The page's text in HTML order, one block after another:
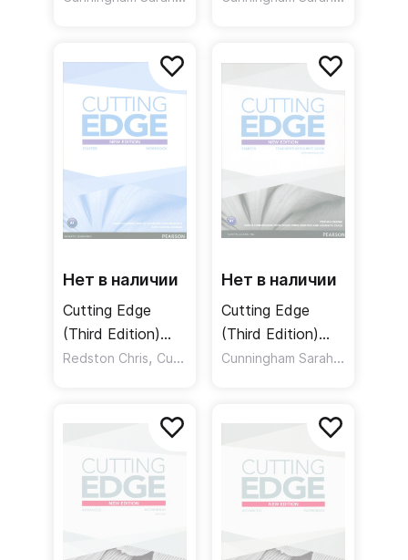
DVD / Учебник +
онлайн-код +
DVD
DVD / Учебник +
DVD
Нет в наличии
Cutting Edge
(Third Edition)
Starter Workbook
Redston Chris, Cunningham Sarah ,Moor Peter
Нет в наличии
Cutting Edge
(Third Edition)
Starter Teacher's
Pack/ Книга для
Cunningham Sarah
,Moor